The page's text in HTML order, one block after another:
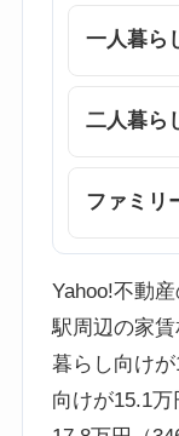
一人暮ら
二人暮ら
ファミリ
Yahoo!不動
駅周辺の家
暮らし向け
向けが15.1